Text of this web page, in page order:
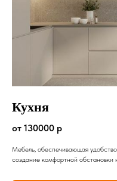
Кухня
от 130000 р
Мебель, обеспечивающая
создание комфортной обстановки